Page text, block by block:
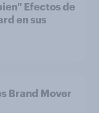
Efectos de
en sus
Brand Mover